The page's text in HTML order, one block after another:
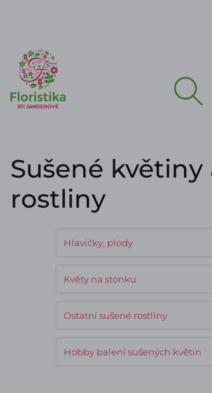
Sušené květiny
rostliny
Hlavičky, plody
Květy na stonku
Ostatní sušené rostliny
Hobby balení sušených květin